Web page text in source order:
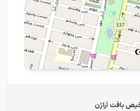
بافت آراژن